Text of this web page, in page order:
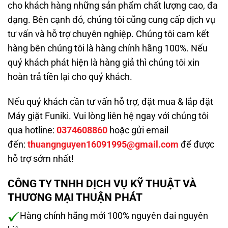
cho khách hàng những sản phẩm chất lượng cao, đa
dạng. Bên cạnh đó, chúng tôi cũng cung cấp dịch vụ
tư vấn và hỗ trợ chuyên nghiệp. Chúng tôi cam kết
hàng bên chúng tôi là hàng chính hãng 100%. Nếu
quý khách phát hiện là hàng giả thì chúng tôi xin
hoàn trả tiền lại cho quý khách.
Nếu quý khách cần tư vấn hỗ trợ, đặt mua & lắp đặt
Máy giặt Funiki. Vui lòng liên hệ ngay với chúng tôi
qua hotline: 0374608860 hoặc gửi email
đến: thuangnguyen16091995@gmail.com để được
hỗ trợ sớm nhất!
CÔNG TY TNHH DỊCH VỤ KỸ THUẬT VÀ
THƯƠNG MẠI THUẬN PHÁT
Hàng chính hãng mới 100% nguyên đai nguyên